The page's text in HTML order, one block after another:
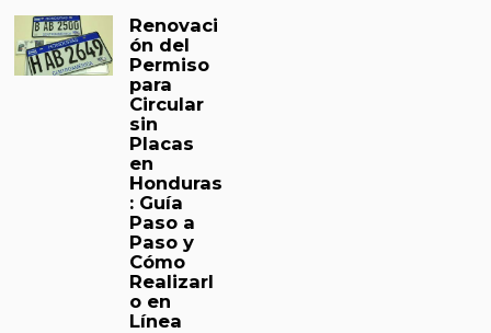
Renovaci
ón del
Permiso
para
Circular
sin
Placas
en
Honduras
: Guía
Paso a
Paso y
Cómo
Realizarl
o en
Línea